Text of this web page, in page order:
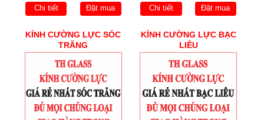
Chi tiết Đặt mua Chi tiết Đặt mua
KÍNH CƯỜNG LỰC SÓC
TRĂNG
KÍNH CƯỜNG LỰC BẠC
LIÊU